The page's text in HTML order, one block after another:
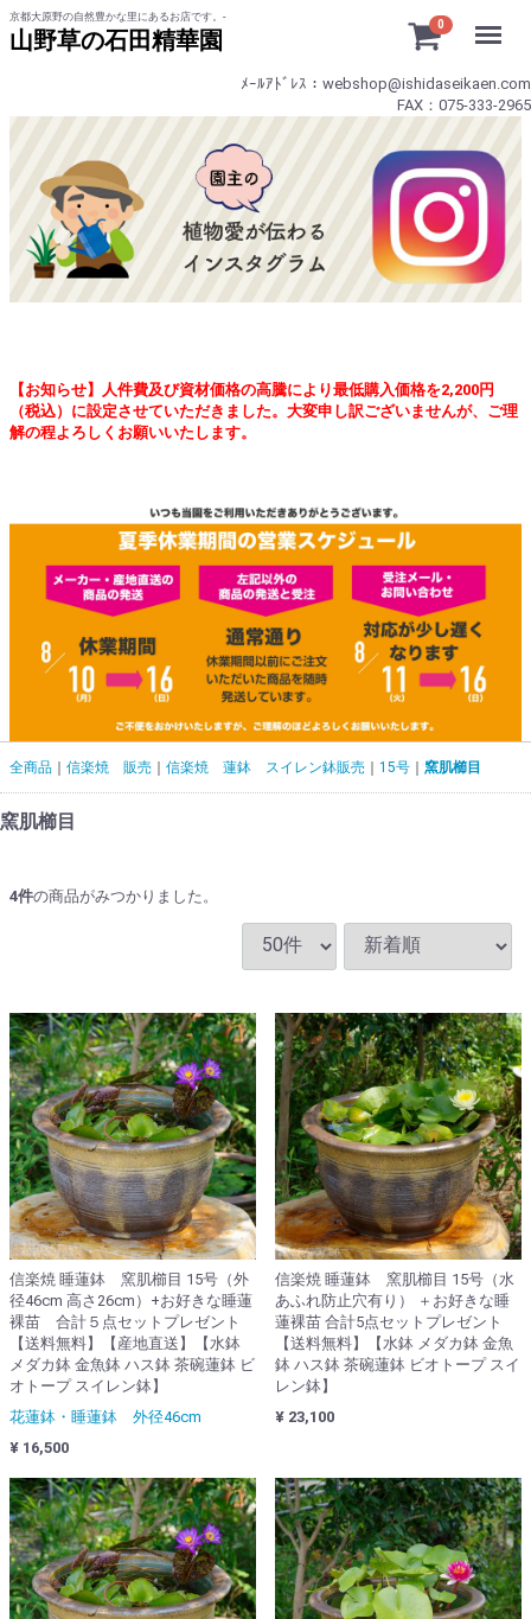
京都大原野の自然豊かな里にあるお店です。-
山野草の石田精華園
0
ﾒｰﾙｱﾄﾞﾚｽ：webshop@ishidaseikaen.com
FAX：075-333-2965
【お知らせ】人件費及び資材価格の高騰により最低購入価格を2,200円
（税込）に設定させていただきました。大変申し訳ございませんが、ご理
解の程よろしくお願いいたします。
全商品 信楽焼 販売 信楽焼 蓮鉢 スイレン鉢販売 15号 窯肌櫛目
窯肌櫛目
4件の商品がみつかりました。
信楽焼 睡蓮鉢 窯肌櫛目 15号（外
径46cm 高さ26cm）+お好きな睡蓮
裸苗 合計５点セットプレゼント
【送料無料】【産地直送】【水鉢
メダカ鉢 金魚鉢 ハス鉢 茶碗蓮鉢 ビ
オトープ スイレン鉢】
花蓮鉢・睡蓮鉢 外径46cm
¥ 16,500
信楽焼 睡蓮鉢 窯肌櫛目 15号（水
あふれ防止穴有り） ＋お好きな睡
蓮裸苗 合計5点セットプレゼント
【送料無料】【水鉢 メダカ鉢 金魚
鉢 ハス鉢 茶碗蓮鉢 ビオトープ スイ
レン鉢】
¥ 23,100